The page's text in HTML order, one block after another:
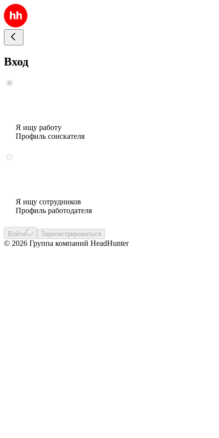
Вход
Я ищу работу
Профиль соискателя
Я ищу сотрудников
Профиль работодателя
Войти Зарегистрироваться
© 2026 Группа компаний HeadHunter